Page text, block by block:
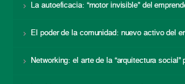
La autoeficacia: “motor invisible” del
El poder de la comunidad: nuevo activo del
Networking: el arte de la “arquitectura social”